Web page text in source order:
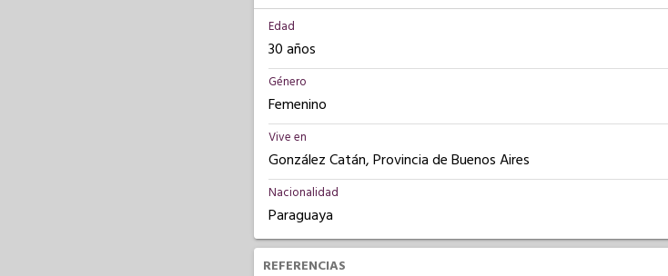
Edad
30 años
Género
Femenino
Vive en
González Catán, Provincia de Buenos Aires
Nacionalidad
Paraguaya
REFERENCIAS